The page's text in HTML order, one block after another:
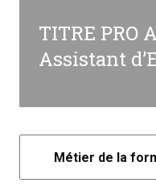
TITRE PRO
Assistant